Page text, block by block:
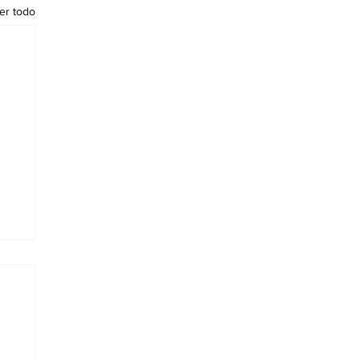
todo